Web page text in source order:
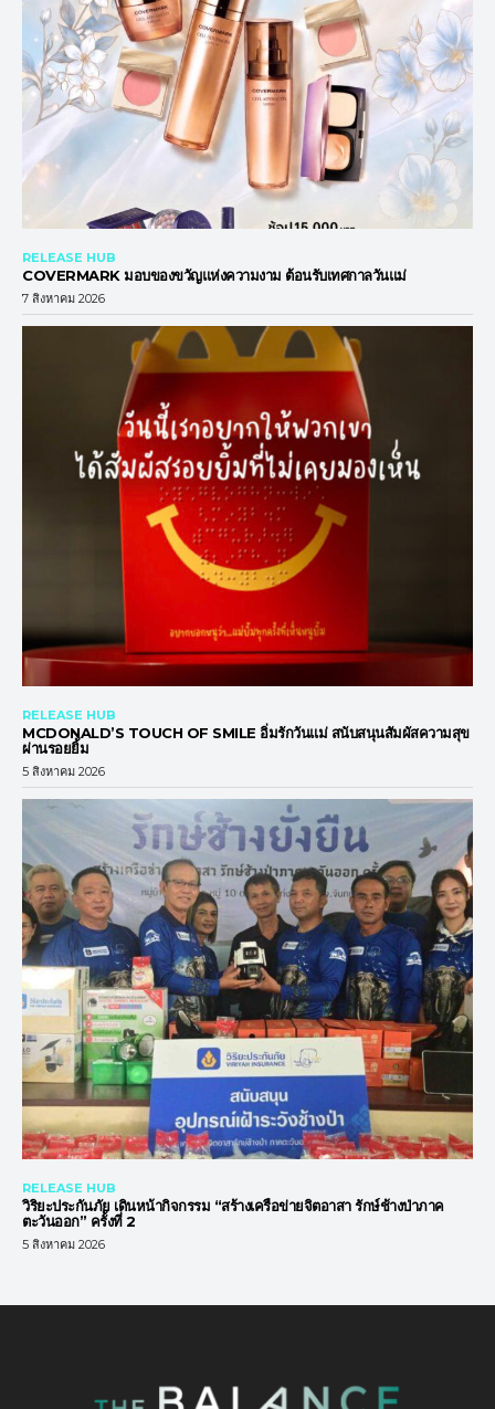
RELEASE HUB
COVERMARK มอบของขวัญแห่งความงาม ต้อนรับเทศกาลวันแม่
7 สิงหาคม 2026
RELEASE HUB
MCDONALD’S TOUCH OF SMILE อิ่มรักวันแม่ สนับสนุนสัมผัสความสุข
ผ่านรอยยิ้ม
5 สิงหาคม 2026
RELEASE HUB
วิริยะประกันภัย เดินหน้ากิจกรรม “สร้างเครือข่ายจิตอาสา รักษ์ช้างป่าภาค
ตะวันออก” ครั้งที่ 2
5 สิงหาคม 2026